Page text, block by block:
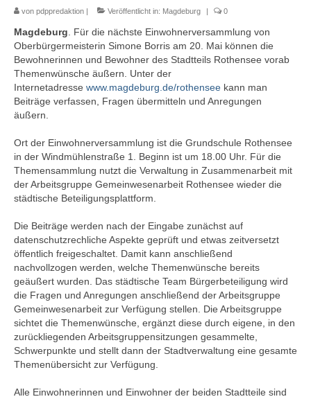
von pdppredaktion | Veröffentlicht in: Magdeburg | 0
Magdeburg . Für die nächste Einwohnerversammlung von
Oberbürgermeisterin Simone Borris am 20. Mai können die
Bewohnerinnen und Bewohner des Stadtteils Rothensee vorab
Themenwünsche äußern. Unter der
Internetadresse www.magdeburg.de/rothensee kann man
Beiträge verfassen, Fragen übermitteln und Anregungen
äußern.
Ort der Einwohnerversammlung ist die Grundschule Rothensee
in der Windmühlenstraße 1. Beginn ist um 18.00 Uhr. Für die
Themensammlung nutzt die Verwaltung in Zusammenarbeit mit
der Arbeitsgruppe Gemeinwesenarbeit Rothensee wieder die
städtische Beteiligungsplattform.
Die Beiträge werden nach der Eingabe zunächst auf
datenschutzrechliche Aspekte geprüft und etwas zeitversetzt
öffentlich freigeschaltet. Damit kann anschließend
nachvollzogen werden, welche Themenwünsche bereits
geäußert wurden. Das städtische Team Bürgerbeteiligung wird
die Fragen und Anregungen anschließend der Arbeitsgruppe
Gemeinwesenarbeit zur Verfügung stellen. Die Arbeitsgruppe
sichtet die Themenwünsche, ergänzt diese durch eigene, in den
zurückliegenden Arbeitsgruppensitzungen gesammelte,
Schwerpunkte und stellt dann der Stadtverwaltung eine gesamte
Themenübersicht zur Verfügung.
Alle Einwohnerinnen und Einwohner der beiden Stadtteile sind